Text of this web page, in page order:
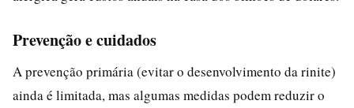
Prevenção e cuidados
A prevenção primária (evitar o desenvolvimento da rinite)
ainda é limitada, mas algumas medidas podem reduzir o